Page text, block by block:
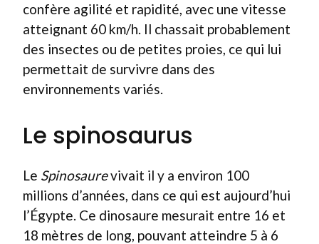
confère agilité et rapidité, avec une vitesse
atteignant 60 km/h. Il chassait probablement
des insectes ou de petites proies, ce qui lui
permettait de survivre dans des
environnements variés.
Le spinosaurus
Le Spinosaurevivait il y a environ 100
millions d’années, dans ce qui est aujourd’hui
l’Égypte. Ce dinosaure mesurait entre 16 et
18 mètres de long, pouvant atteindre 5 à 6